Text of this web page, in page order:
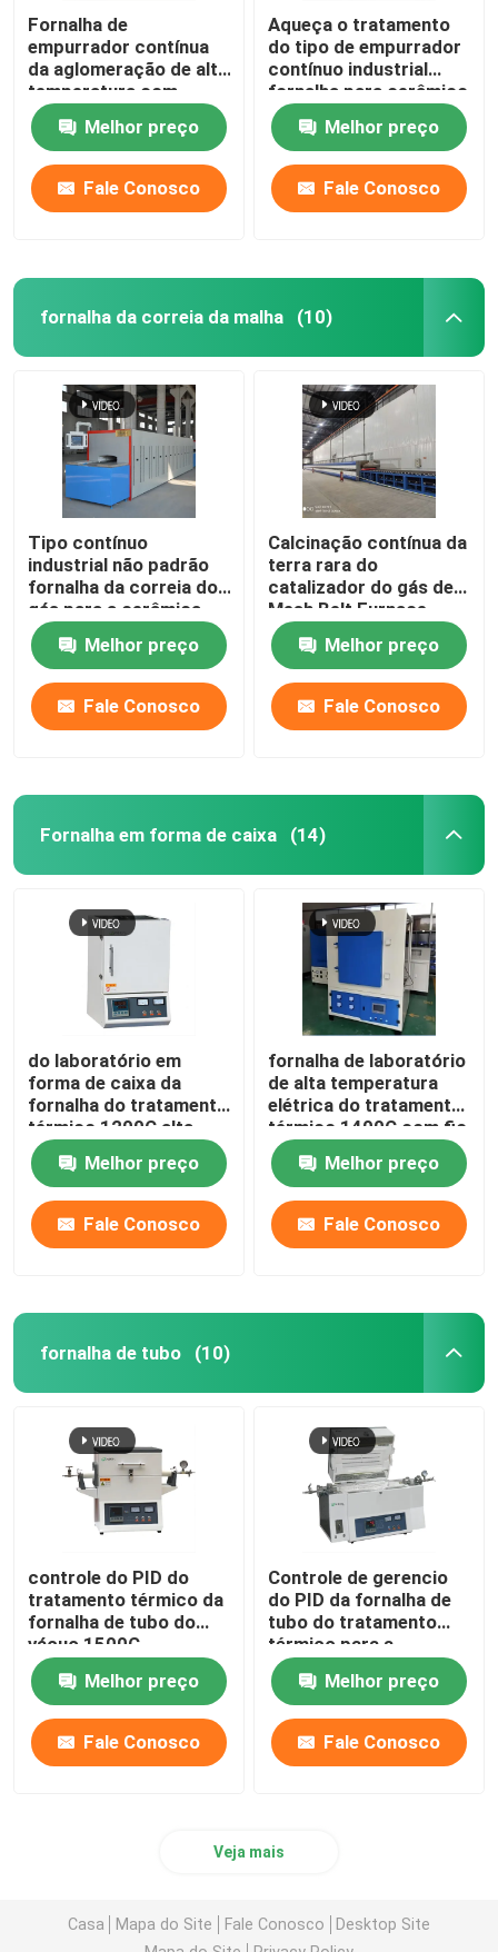
Fornalha de
empurrador contínua
da aglomeração de alta
temperatura com
carboneto de silicone
Ros para as peças
estruturais da zircônia
da alumina
Melhor preço
Fale Conosco
Aqueça o tratamento
do tipo de empurrador
contínuo industrial
fornalha para cerâmico
Melhor preço
Fale Conosco
fornalha da correia da malha (10)
Tipo contínuo
industrial não padrão
fornalha da correia do
gás para a cerâmica
Melhor preço
Fale Conosco
Calcinação contínua da
terra rara do
catalizador do gás de
Mesh Belt Furnace
Energy Natural
Melhor preço
Fale Conosco
Fornalha em forma de caixa (14)
do laboratório em
forma de caixa da
fornalha do tratamento
térmico 1200C alta
temperatura elétrica
com fio de resistência
Melhor preço
Fale Conosco
fornalha de laboratório
de alta temperatura
elétrica do tratamento
térmico 1400C com fio
de resistência
Melhor preço
Fale Conosco
fornalha de tubo (10)
controle do PID do
tratamento térmico da
fornalha de tubo do
vácuo 1500C
Melhor preço
Fale Conosco
Controle de gerencio
do PID da fornalha de
tubo do tratamento
térmico para a
calcinação e a
secagem do
laboratório
Melhor preço
Fale Conosco
Veja mais
Casa Mapa do Site Fale Conosco
Desktop Site